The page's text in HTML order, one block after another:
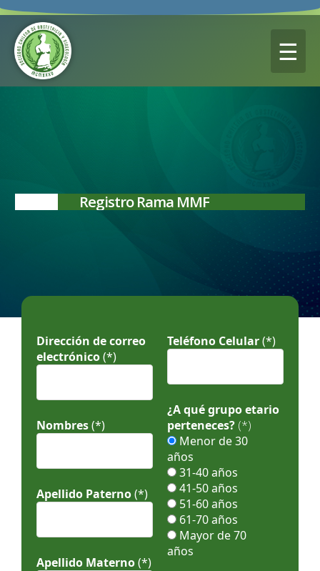
☰
Registro Rama MMF
Dirección de correo
electrónico(*)
Nombres(*)
Apellido Paterno(*)
Apellido Materno(*)
Teléfono Celular(*)
¿A qué grupo etario
perteneces? (*)
Menor de 30
años
31-40 años
41-50 años
51-60 años
61-70 años
Mayor de 70
años